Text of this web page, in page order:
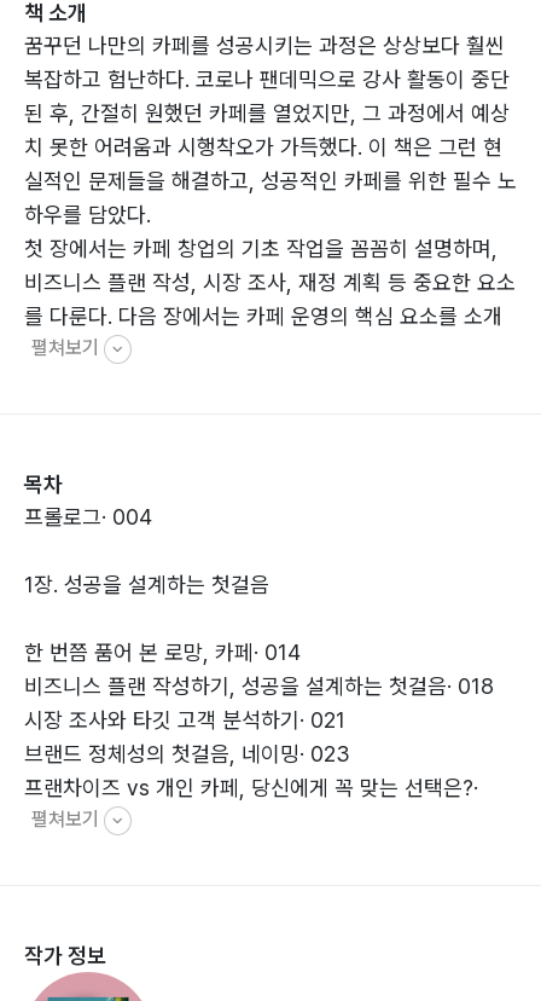
책 소개
꿈꾸던 나만의 카페를 성공시키는 과정은 상상보다 훨씬
복잡하고 험난하다. 코로나 팬데믹으로 강사 활동이 중단
된 후, 간절히 원했던 카페를 열었지만, 그 과정에서 예상
치 못한 어려움과 시행착오가 가득했다. 이 책은 그런 현
실적인 문제들을 해결하고, 성공적인 카페를 위한 필수 노
하우를 담았다.
첫 장에서는 카페 창업의 기초 작업을 꼼꼼히 설명하며,
비즈니스 플랜 작성, 시장 조사, 재정 계획 등 중요한 요소
를 다룬다. 다음 장에서는 카페 운영의 핵심 요소를 소개
하고, 바리스타 교육과 인재 육성의 중요성을 강조한다.
심, 고객 참여를 높이는 창의적인 방법 등도 다루고, 경영
전략과 효율적인 운영 팁을 제공하며, 제주 앤트러사이트
트를 나눈다.
펼쳐보기
목차
프롤로그· 004
1장. 성공을 설계하는 첫걸음
한 번쯤 품어 본 로망, 카페· 014
비즈니스 플랜 작성하기, 성공을 설계하는 첫걸음· 018
시장 조사와 타깃 고객 분석하기· 021
브랜드 정체성의 첫걸음, 네이밍· 023
프랜차이즈 vs 개인 카페, 당신에게 꼭 맞는 선택은?·
028
최적의 위치를 찾아라, 지역별 특성 분석하기· 038
펼쳐보기
작가 정보